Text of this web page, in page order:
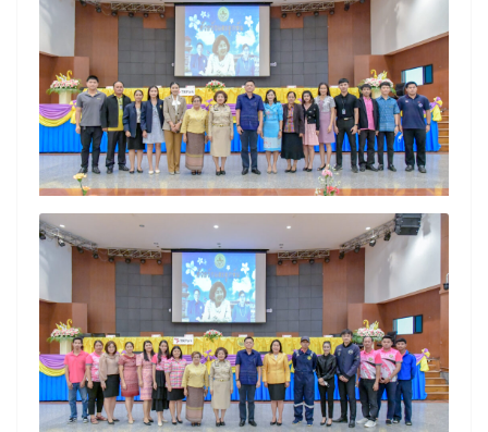
Search
for:
Search